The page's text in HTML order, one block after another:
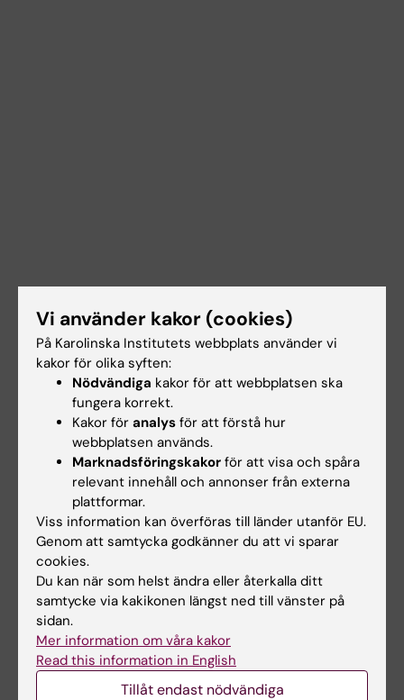
Dokument
Länkar
Lokalbokning för medarbetare
Hade du nytta av informationen på denna sida?
Yes
Vi använder kakor (cookies)
På Karolinska Institutets webbplats använder vi
kakor för olika syften:
Nödvändiga kakor för att webbplatsen ska
fungera korrekt.
Kakor för analys för att förstå hur
webbplatsen används.
Marknadsföringskakor för att visa och spåra
relevant innehåll och annonser från externa
plattformar.
Viss information kan överföras till länder utanför EU.
Genom att samtycka godkänner du att vi sparar
cookies.
Du kan när som helst ändra eller återkalla ditt
samtycke via kakikonen längst ned till vänster på
sidan.
Mer information om våra kakor
Read this information in English
Tillåt endast nödvändiga